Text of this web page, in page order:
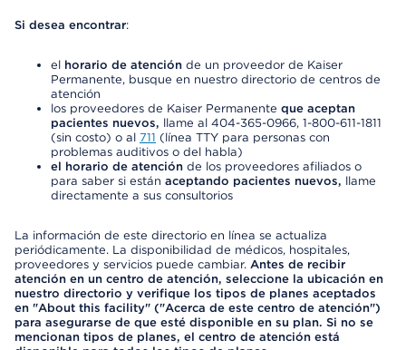
Si desea encontrar:
el horario de atención de un proveedor de Kaiser
Permanente, busque en nuestro directorio de centros de
atención
los proveedores de Kaiser Permanente que aceptan
pacientes nuevos, llame al 404-365-0966, 1-800-611-1811
(sin costo) o al 711 (línea TTY para personas con
problemas auditivos o del habla)
el horario de atención de los proveedores afiliados o
para saber si están aceptando pacientes nuevos, llame
directamente a sus consultorios
La información de este directorio en línea se actualiza
periódicamente. La disponibilidad de médicos, hospitales,
proveedores y servicios puede cambiar. Antes de recibir
atención en un centro de atención, seleccione la ubicación en
nuestro directorio y verifique los tipos de planes aceptados
en "About this facility" ("Acerca de este centro de atención")
para asegurarse de que esté disponible en su plan. Si no se
mencionan tipos de planes, el centro de atención está